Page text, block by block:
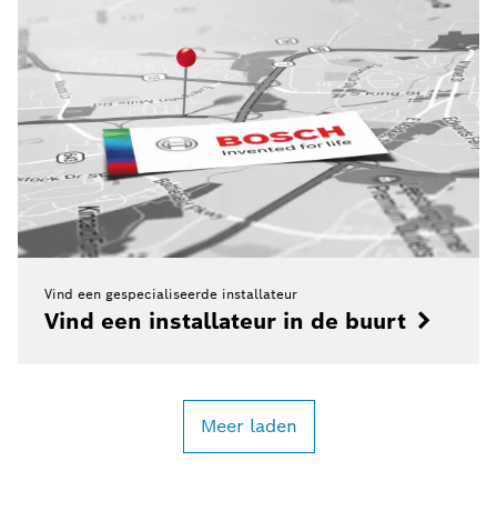
Vind een gespecialiseerde installateur
Vind een installateur in de buurt
Meer laden